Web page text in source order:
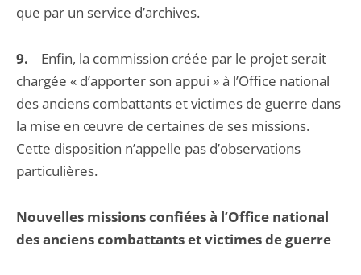
que par un service d’archives.
9.
Enfin, la commission créée par le projet serait
chargée « d’apporter son appui » à l’Office national
des anciens combattants et victimes de guerre dans
la mise en œuvre de certaines de ses missions.
Cette disposition n’appelle pas d’observations
particulières.
Nouvelles missions confiées à l’Office national
des anciens combattants et victimes de guerre